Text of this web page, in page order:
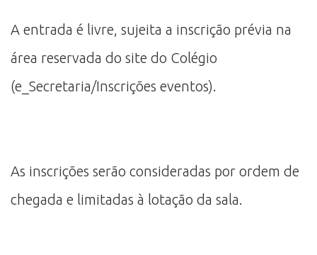
A entrada é livre, sujeita a inscrição prévia na
área reservada do site do Colégio
(e_Secretaria/Inscrições eventos).
As inscrições serão consideradas por ordem de
chegada e limitadas à lotação da sala.